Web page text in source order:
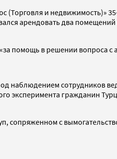
(Торговля и недвижимость)»
арендовать два
помощь в решении вопроса с
наблюдением сотрудников
эксперимента гражданин
сопряженном с